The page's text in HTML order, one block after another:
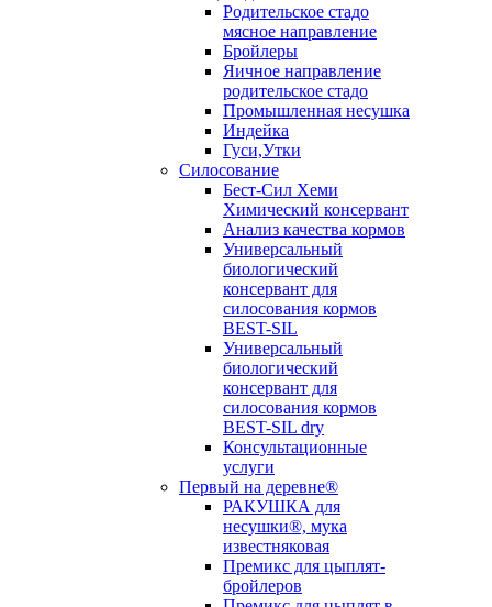
Родительское стадо
мясное направление
Бройлеры
Яичное направление
родительское стадо
Промышленная несушка
Индейка
Гуси,Утки
Силосование
Бест-Сил Хеми
Химический консервант
Анализ качества кормов
Универсальный
биологический
консервант для
силосования кормов
BEST-SIL
Универсальный
биологический
консервант для
силосования кормов
BEST-SIL dry
Консультационные
услуги
Первый на деревне®
РАКУШКА для
несушки®, мука
известняковая
Премикс для цыплят-
бройлеров